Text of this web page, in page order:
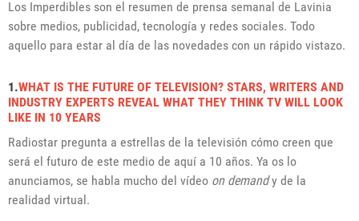
Los Imperdibles son el resumen de prensa semanal de Lavinia
sobre medios, publicidad, tecnología y redes sociales. Todo
aquello para estar al día de las novedades con un rápido vistazo.
1.WHAT IS THE FUTURE OF TELEVISION? STARS, WRITERS AND
INDUSTRY EXPERTS REVEAL WHAT THEY THINK TV WILL LOOK
LIKE IN 10 YEARS
Radiostar pregunta a estrellas de la televisión cómo creen que
será el futuro de este medio de aquí a 10 años. Ya os lo
anunciamos, se habla mucho del vídeo on demandy de la
realidad virtual.